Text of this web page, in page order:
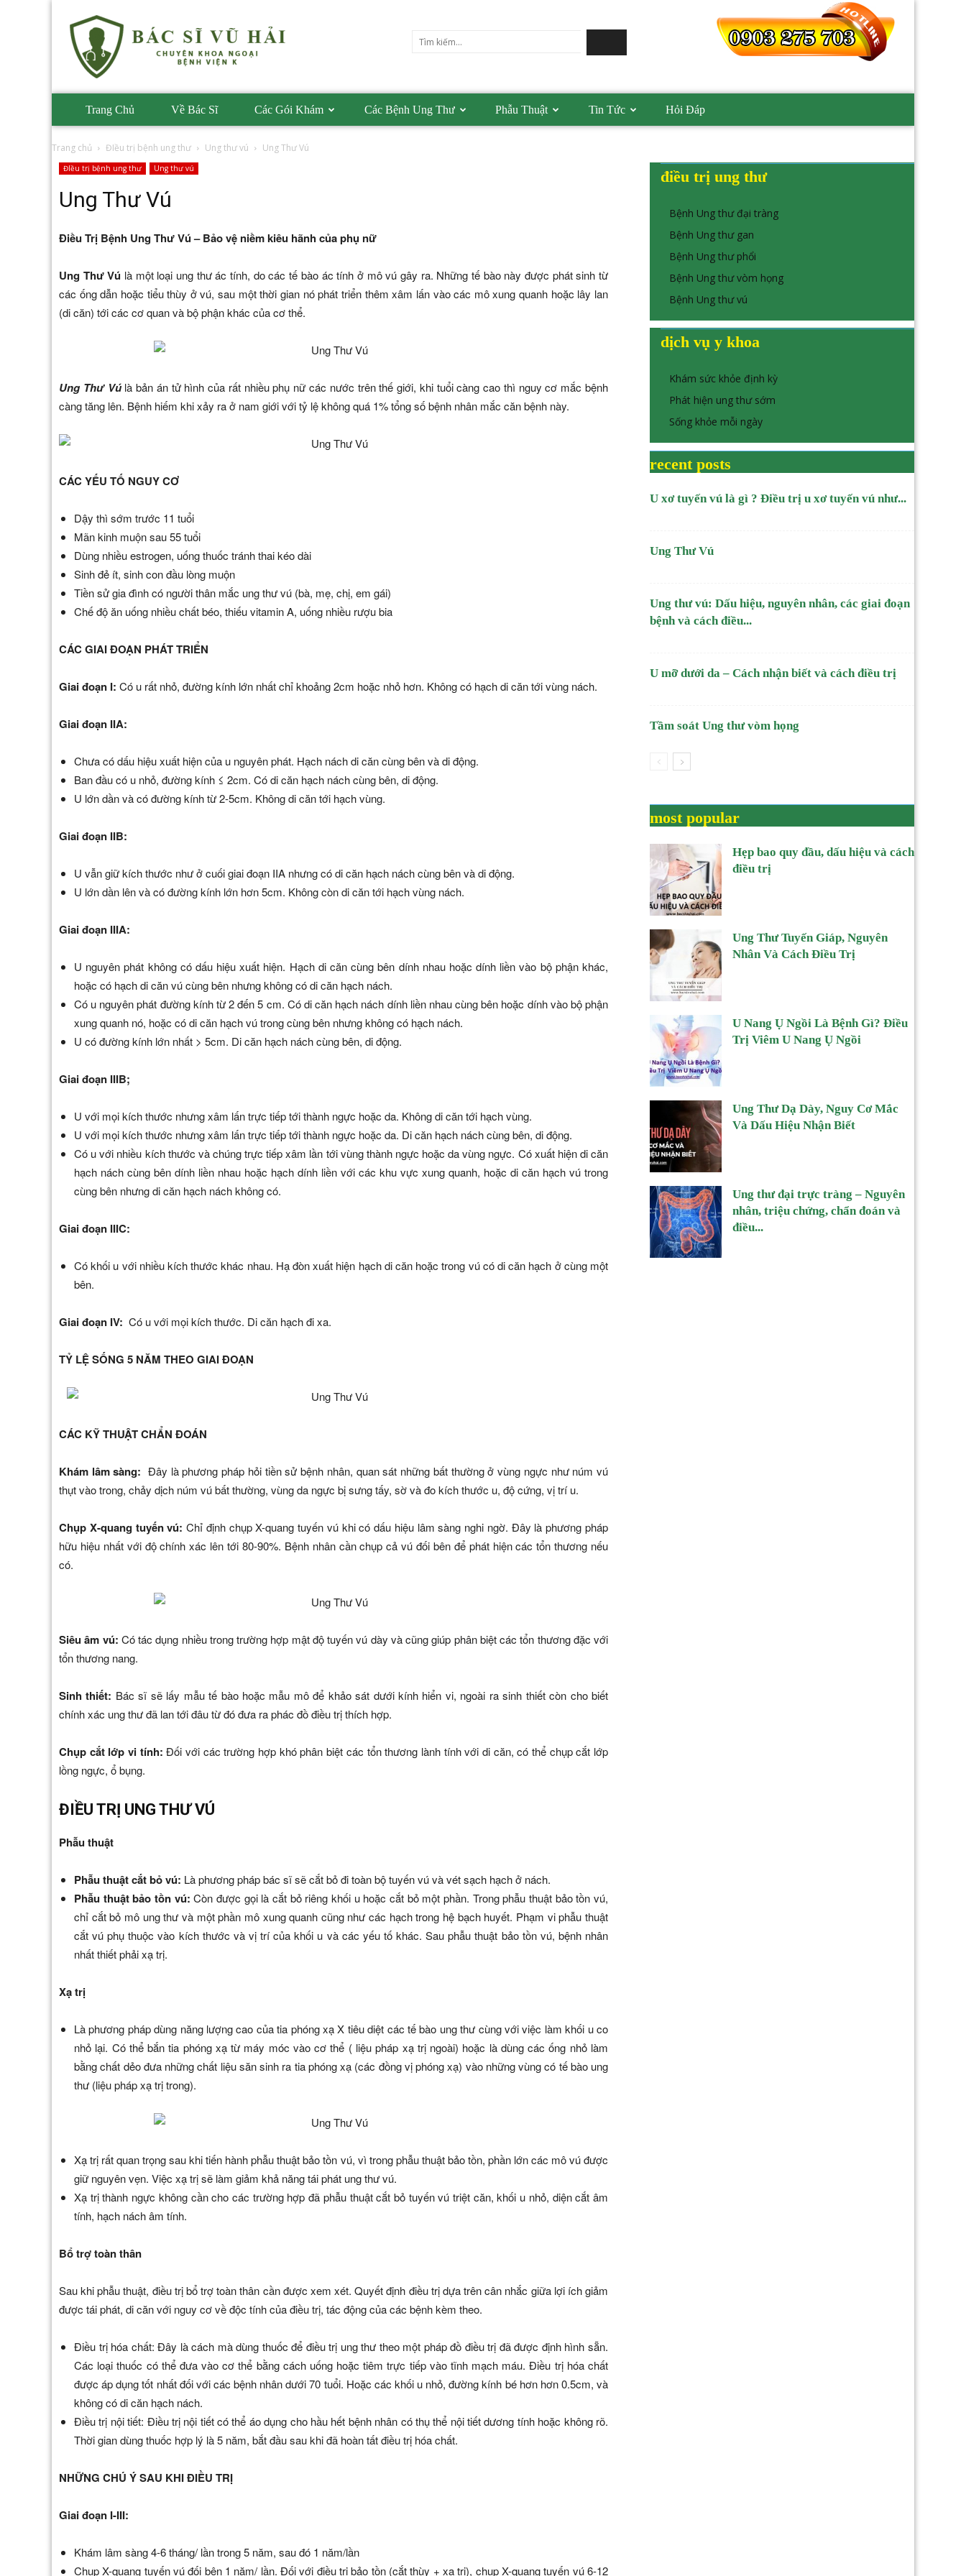
Khám
BS
Vũ
Hải
Trang Chủ Về Bác Sĩ Các Gói Khám Các Bệnh Ung Thư Phẫu Thuật Tin Tức Hỏi Đáp
Trang chủ ĐIều trị bệnh ung thư Ung thư vú Ung Thư Vú
ĐIều trị bệnh ung thư Ung thư vú
Ung Thư Vú
Điều Trị Bệnh Ung Thư Vú – Bảo vệ niềm kiêu hãnh của phụ nữ
Ung Thư Vú là một loại ung thư ác tính, do các tế bào ác tính ở mô vú gây ra. Những tế bào này được phát sinh từ
các ống dẫn hoặc tiểu thùy ở vú, sau một thời gian nó phát triển thêm xâm lấn vào các mô xung quanh hoặc lây lan
(di căn) tới các cơ quan và bộ phận khác của cơ thể.
Ung Thư Vúlà bản án tử hình của rất nhiều phụ nữ các nước trên thế giới, khi tuổi càng cao thì nguy cơ mắc bệnh
càng tăng lên. Bệnh hiếm khi xảy ra ở nam giới với tỷ lệ không quá 1% tổng số bệnh nhân mắc căn bệnh này.
CÁC YẾU TỐ NGUY CƠ
Dậy thì sớm trước 11 tuổi
Mãn kinh muộn sau 55 tuổi
Dùng nhiều estrogen, uống thuốc tránh thai kéo dài
Sinh đẻ ít, sinh con đầu lòng muộn
Tiền sử gia đình có người thân mắc ung thư vú (bà, mẹ, chị, em gái)
Chế độ ăn uống nhiều chất béo, thiếu vitamin A, uống nhiều rượu bia
CÁC GIAI ĐOẠN PHÁT TRIỂN
Giai đoạn I: Có u rất nhỏ, đường kính lớn nhất chỉ khoảng 2cm hoặc nhỏ hơn. Không có hạch di căn tới vùng nách.
Giai đoạn IIA:
Chưa có dấu hiệu xuất hiện của u nguyên phát. Hạch nách di căn cùng bên và di động.
Ban đầu có u nhỏ, đường kính ≤ 2cm. Có di căn hạch nách cùng bên, di động.
U lớn dần và có đường kính từ 2-5cm. Không di căn tới hạch vùng.
Giai đoạn IIB:
U vẫn giữ kích thước như ở cuối giai đoạn IIA nhưng có di căn hạch nách cùng bên và di động.
U lớn dần lên và có đường kính lớn hơn 5cm. Không còn di căn tới hạch vùng nách.
Giai đoạn IIIA:
U nguyên phát không có dấu hiệu xuất hiện. Hạch di căn cùng bên dính nhau hoặc dính liền vào bộ phận khác,
hoặc có hạch di căn vú cùng bên nhưng không có di căn hạch nách.
Có u nguyên phát đường kính từ 2 đến 5 cm. Có di căn hạch nách dính liền nhau cùng bên hoặc dính vào bộ phận
xung quanh nó, hoặc có di căn hạch vú trong cùng bên nhưng không có hạch nách.
U có đường kính lớn nhất > 5cm. Di căn hạch nách cùng bên, di động.
Giai đoạn IIIB;
U với mọi kích thước nhưng xâm lấn trực tiếp tới thành ngực hoặc da. Không di căn tới hạch vùng.
U với mọi kích thước nhưng xâm lấn trực tiếp tới thành ngực hoặc da. Di căn hạch nách cùng bên, di động.
Có u với nhiều kích thước và chúng trực tiếp xâm lần tới vùng thành ngực hoặc da vùng ngực. Có xuất hiện di căn
hạch nách cùng bên dính liền nhau hoặc hạch dính liền với các khu vực xung quanh, hoặc di căn hạch vú trong
cùng bên nhưng di căn hạch nách không có.
Giai đoạn IIIC:
Có khối u với nhiều kích thước khác nhau. Hạ đòn xuất hiện hạch di căn hoặc trong vú có di căn hạch ở cùng một
bên.
Giai đoạn IV: Có u với mọi kích thước. Di căn hạch đi xa.
TỶ LỆ SỐNG 5 NĂM THEO GIAI ĐOẠN
CÁC KỸ THUẬT CHẨN ĐOÁN
Khám lâm sàng: Đây là phương pháp hỏi tiền sử bệnh nhân, quan sát những bất thường ở vùng ngực như núm vú
thụt vào trong, chảy dịch núm vú bất thường, vùng da ngực bị sưng tấy, sờ và đo kích thước u, độ cứng, vị trí u.
Chụp X-quang tuyến vú:Chỉ định chụp X-quang tuyến vú khi có dấu hiệu lâm sàng nghi ngờ. Đây là phương pháp
hữu hiệu nhất với độ chính xác lên tới 80-90%. Bệnh nhân cần chụp cả vú đối bên để phát hiện các tổn thương nếu
có.
Siêu âm vú: Có tác dụng nhiều trong trường hợp mật độ tuyến vú dày và cũng giúp phân biệt các tổn thương đặc với
tổn thương nang.
Sinh thiết: Bác sĩ sẽ lấy mẫu tế bào hoặc mẫu mô để khảo sát dưới kính hiển vi, ngoài ra sinh thiết còn cho biết
chính xác ung thư đã lan tới đâu từ đó đưa ra phác đồ điều trị thích hợp.
Chụp cắt lớp vi tính: Đối với các trường hợp khó phân biệt các tổn thương lành tính với di căn, có thể chụp cắt lớp
lồng ngực, ổ bụng.
ĐIỀU TRỊ UNG THƯ VÚ
Phẫu thuật
Phẫu thuật cắt bỏ vú: Là phương pháp bác sĩ sẽ cắt bỏ đi toàn bộ tuyến vú và vét sạch hạch ở nách.
Phẫu thuật bảo tồn vú: Còn được gọi là cắt bỏ riêng khối u hoặc cắt bỏ một phần. Trong phẫu thuật bảo tồn vú,
chỉ cắt bỏ mô ung thư và một phần mô xung quanh cũng như các hạch trong hệ bạch huyết. Phạm vi phẫu thuật
cắt vú phụ thuộc vào kích thước và vị trí của khối u và các yếu tố khác. Sau phẫu thuật bảo tồn vú, bệnh nhân
nhất thiết phải xạ trị.
Xạ trị
Là phương pháp dùng năng lượng cao của tia phóng xạ X tiêu diệt các tế bào ung thư cùng với việc làm khối u co
nhỏ lại. Có thể bắn tia phóng xạ từ máy móc vào cơ thể ( liệu pháp xạ trị ngoài) hoặc là dùng các ống nhỏ làm
bằng chất dẻo đưa những chất liệu săn sinh ra tia phóng xạ (các đồng vị phóng xạ) vào những vùng có tế bào ung
thư (liệu pháp xạ trị trong).
Xạ trị rất quan trọng sau khi tiến hành phẫu thuật bảo tồn vú, vì trong phẫu thuật bảo tồn, phần lớn các mô vú được
giữ nguyên vẹn. Việc xạ trị sẽ làm giảm khả năng tái phát ung thư vú.
Xạ trị thành ngực không cần cho các trường hợp đã phẫu thuật cắt bỏ tuyến vú triệt căn, khối u nhỏ, diện cắt âm
tính, hạch nách âm tính.
Bổ trợ toàn thân
Sau khi phẫu thuật, điều trị bổ trợ toàn thân cần được xem xét. Quyết định điều trị dựa trên cân nhắc giữa lợi ích giảm
được tái phát, di căn với nguy cơ về độc tính của điều trị, tác động của các bệnh kèm theo.
Điều trị hóa chất: Đây là cách mà dùng thuốc để điều trị ung thư theo một pháp đồ điều trị đã được định hình sẵn.
Các loại thuốc có thể đưa vào cơ thể bằng cách uống hoặc tiêm trực tiếp vào tĩnh mạch máu. Điều trị hóa chất
được áp dụng tốt nhất đối với các bệnh nhân dưới 70 tuổi. Hoặc các khối u nhỏ, đường kính bé hơn hơn 0.5cm, và
không có di căn hạch nách.
Điều trị nội tiết: Điều trị nội tiết có thể áo dụng cho hầu hết bệnh nhân có thụ thể nội tiết dương tính hoặc không rõ.
Thời gian dùng thuốc hợp lý là 5 năm, bắt đầu sau khi đã hoàn tất điều trị hóa chất.
NHỮNG CHÚ Ý SAU KHI ĐIỀU TRỊ
Giai đoạn I-III:
Khám lâm sàng 4-6 tháng/ lần trong 5 năm, sau đó 1 năm/lần
Chụp X-quang tuyến vú đối bên 1 năm/ lần. Đối với điều trị bảo tồn (cắt thùy + xạ trị), chụp X-quang tuyến vú 6-12
điều trị ung thư
Bệnh Ung thư đại tràng
Bệnh Ung thư gan
Bệnh Ung thư phổi
Bệnh Ung thư vòm họng
Bệnh Ung thư vú
dịch vụ y khoa
Khám sức khỏe định kỳ
Phát hiện ung thư sớm
Sống khỏe mỗi ngày
recent posts
U xơ tuyến vú là gì ? Điều trị u xơ tuyến vú như...
Ung Thư Vú
Ung thư vú: Dấu hiệu, nguyên nhân, các giai đoạn
bệnh và cách điều...
U mỡ dưới da – Cách nhận biết và cách điều trị
Tầm soát Ung thư vòm họng
most popular
Hẹp bao quy đầu, dấu hiệu và cách
điều trị
Ung Thư Tuyến Giáp, Nguyên
Nhân Và Cách Điều Trị
U Nang Ụ Ngồi Là Bệnh Gì? Điều
Trị Viêm U Nang Ụ Ngồi
Ung Thư Dạ Dày, Nguy Cơ Mắc
Và Dấu Hiệu Nhận Biết
Ung thư đại trực tràng – Nguyên
nhân, triệu chứng, chẩn đoán và
điều...